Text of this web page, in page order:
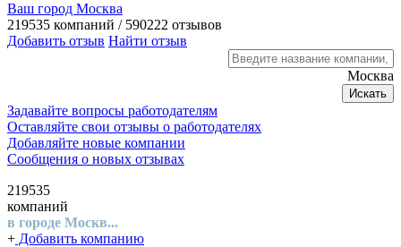
Ваш город Москва
219535 компаний / 590222 отзывов
Добавить отзыв Найти отзыв
Москва
Искать
Задавайте вопросы работодателям
Оставляйте свои отзывы о работодателях
Добавляйте новые компании
Сообщения о новых отзывах
219535
компаний
в городе Москв...
+ Добавить компанию